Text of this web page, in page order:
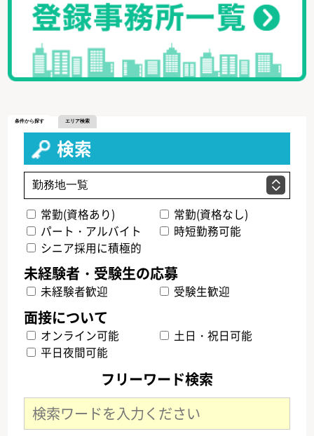
条件から探す エリア検索
検索
常勤(資格あり)
常勤(資格なし)
パート・アルバイト
時短勤務可能
シニア採用に積極的
未経験者歓迎 受験生歓迎
オンライン可能
土日・祝日可能
平日夜間可能
フリーワード検索